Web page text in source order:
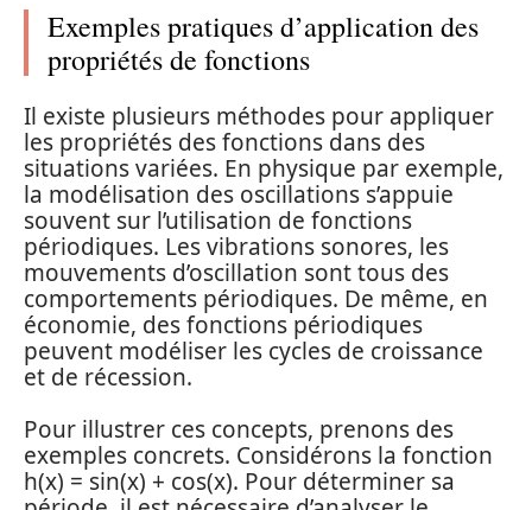
Exemples pratiques d’application des
propriétés de fonctions
Il existe plusieurs méthodes pour appliquer
les propriétés des fonctions dans des
situations variées. En physique par exemple,
la modélisation des oscillations s’appuie
souvent sur l’utilisation de fonctions
périodiques. Les vibrations sonores, les
mouvements d’oscillation sont tous des
comportements périodiques. De même, en
économie, des fonctions périodiques
peuvent modéliser les cycles de croissance
et de récession.
Pour illustrer ces concepts, prenons des
exemples concrets. Considérons la fonction
h(x) = sin(x) + cos(x). Pour déterminer sa